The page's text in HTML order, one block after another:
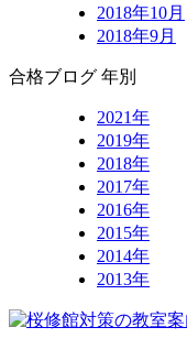
2018年10月
2018年9月
合格ブログ 年別
2021年
2019年
2018年
2017年
2016年
2015年
2014年
2013年